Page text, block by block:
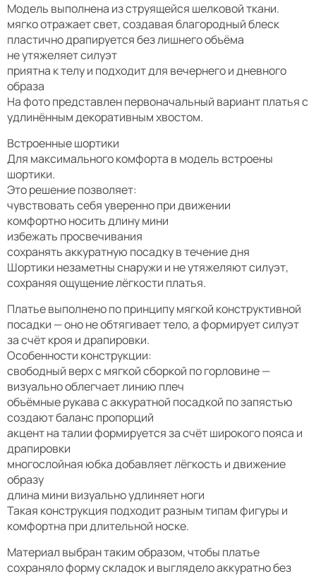
Модель выполнена из струящейся шелковой ткани.
мягко отражает свет, создавая благородный блеск
пластично драпируется без лишнего объёма
не утяжеляет силуэт
приятна к телу и подходит для вечернего и дневного
образа
На фото представлен первоначальный вариант платья с
удлинённым декоративным хвостом.
Встроенные шортики
Для максимального комфорта в модель встроены
шортики.
Это решение позволяет:
чувствовать себя уверенно при движении
комфортно носить длину мини
избежать просвечивания
сохранять аккуратную посадку в течение дня
Шортики незаметны снаружи и не утяжеляют силуэт,
сохраняя ощущение лёгкости платья.
Платье выполнено по принципу мягкой конструктивной
посадки — оно не обтягивает тело, а формирует силуэт
за счёт кроя и драпировки.
Особенности конструкции:
свободный верх с мягкой сборкой по горловине —
визуально облегчает линию плеч
объёмные рукава с аккуратной посадкой по запястью
создают баланс пропорций
акцент на талии формируется за счёт широкого пояса и
драпировки
многослойная юбка добавляет лёгкость и движение
образу
длина мини визуально удлиняет ноги
Такая конструкция подходит разным типам фигуры и
комфортна при длительной носке.
Материал выбран таким образом, чтобы платье
сохраняло форму складок и выглядело аккуратно без